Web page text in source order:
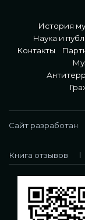
История
Наука и
Контакты
Сайт разработан
Книга отзывов